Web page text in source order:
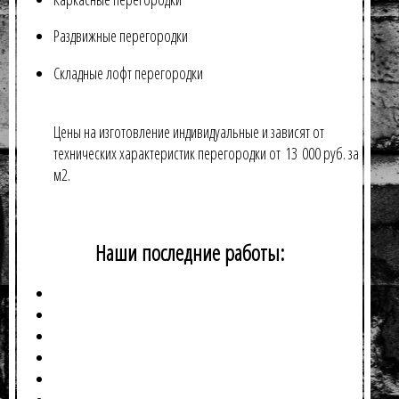
Раздвижные перегородки
Складные лофт перегородки
Цены на изготовление индивидуальные и зависят от
технических характеристик перегородки от 13 000 руб. за
м2.
Наши последние работы: